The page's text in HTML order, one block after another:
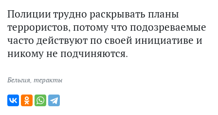
Полиции трудно раскрывать планы
террористов, потому что подозреваемые
часто действуют по своей инициативе и
никому не подчиняются.
Бельгия, теракты